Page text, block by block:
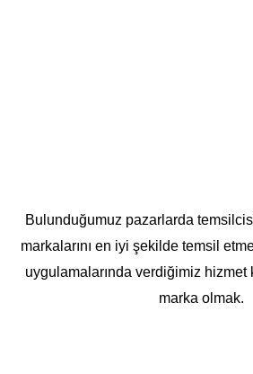
Bulunduğumuz pazarlarda
markalarını en iyi şekilde temsil
uygulamalarında verdiğimiz
marka olmak.